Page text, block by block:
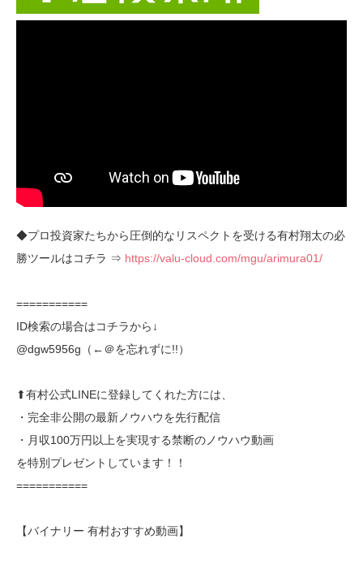
◆プロ投資家たちから圧倒的なリスペクトを受ける有村翔太の必
勝ツールはコチラ ⇒ https://valu-cloud.com/mgu/arimura01/
===========
ID検索の場合はコチラから↓
@dgw5956g（←＠を忘れずに!!）
⬆︎有村公式LINEに登録してくれた方には、
・完全非公開の最新ノウハウを先行配信
・月収100万円以上を実現する禁断のノウハウ動画
を特別プレゼントしています！！
===========
【バイナリー 有村おすすめ動画】